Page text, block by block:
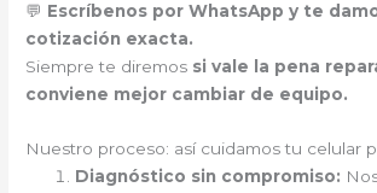
💬 Escríbenos por WhatsApp y te
cotización exacta.
Siempre te diremos si vale la pena
conviene mejor cambiar de equipo.
Nuestro proceso: así cuidamos tu celular
Diagnóstico sin compromiso: